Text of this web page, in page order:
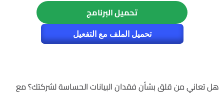
تحميل البرنامج
تحميل الملف مع التفعيل
هل تعاني من قلق بشأن فقدان البيانات الحساسة لشركتك؟ مع